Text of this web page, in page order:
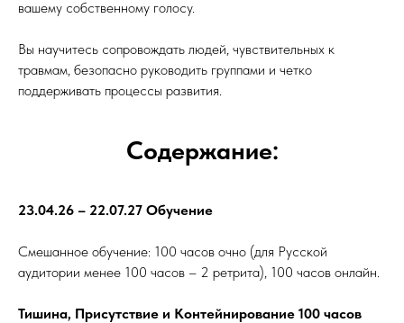
вашему собственному голосу.
Вы научитесь сопровождать людей, чувствительных к
травмам, безопасно руководить группами и четко
поддерживать процессы развития.
Содержание:
23.04.26 – 22.07.27 Обучение
Смешанное обучение: 100 часов очно (для Русской
аудитории менее 100 часов – 2 ретрита), 100 часов онлайн.
Тишина, Присутствие и Контейнирование 100 часов